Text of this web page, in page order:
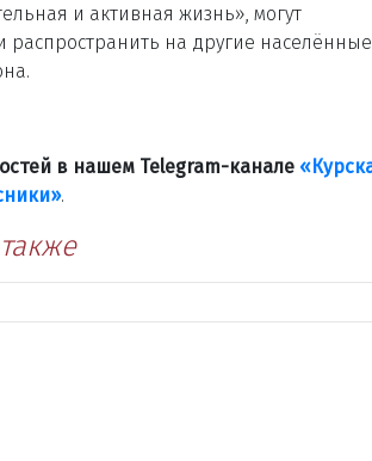
и активная жизнь», могут
распространить на другие населённые
в нашем Telegram-канале
.